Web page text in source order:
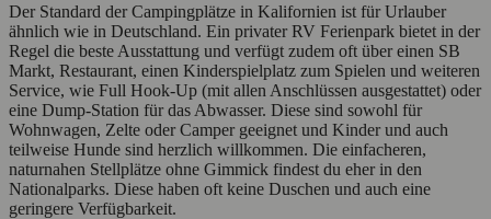
Der Standard der Campingplätze in Kalifornien ist für Urlauber
ähnlich wie in Deutschland. Ein privater RV Ferienpark bietet in der
Regel die beste Ausstattung und verfügt zudem oft über einen SB
Markt, Restaurant, einen Kinderspielplatz zum Spielen und weiteren
Service, wie Full Hook-Up (mit allen Anschlüssen ausgestattet) oder
eine Dump-Station für das Abwasser. Diese sind sowohl für
Wohnwagen, Zelte oder Camper geeignet und Kinder und auch
teilweise Hunde sind herzlich willkommen. Die einfacheren,
naturnahen Stellplätze ohne Gimmick findest du eher in den
Nationalparks. Diese haben oft keine Duschen und auch eine
geringere Verfügbarkeit.